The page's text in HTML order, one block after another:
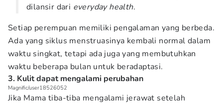
dilansir dari everyday health.
Setiap perempuan memiliki pengalaman yang berbeda.
Ada yang siklus menstruasinya kembali normal dalam
waktu singkat, tetapi ada juga yang membutuhkan
waktu beberapa bulan untuk beradaptasi.
3. Kulit dapat mengalami perubahan
Magnific/user18526052
Jika Mama tiba-tiba mengalami jerawat setelah